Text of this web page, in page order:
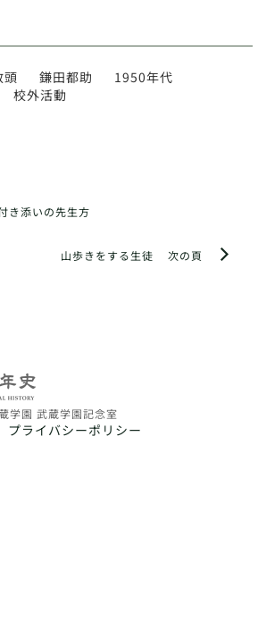
頭 鎌田都助
1950年代
校外活動
き添いの先生方
次の頁
山歩きをする生徒
学園 武蔵学園記念室
プライバシーポリシー